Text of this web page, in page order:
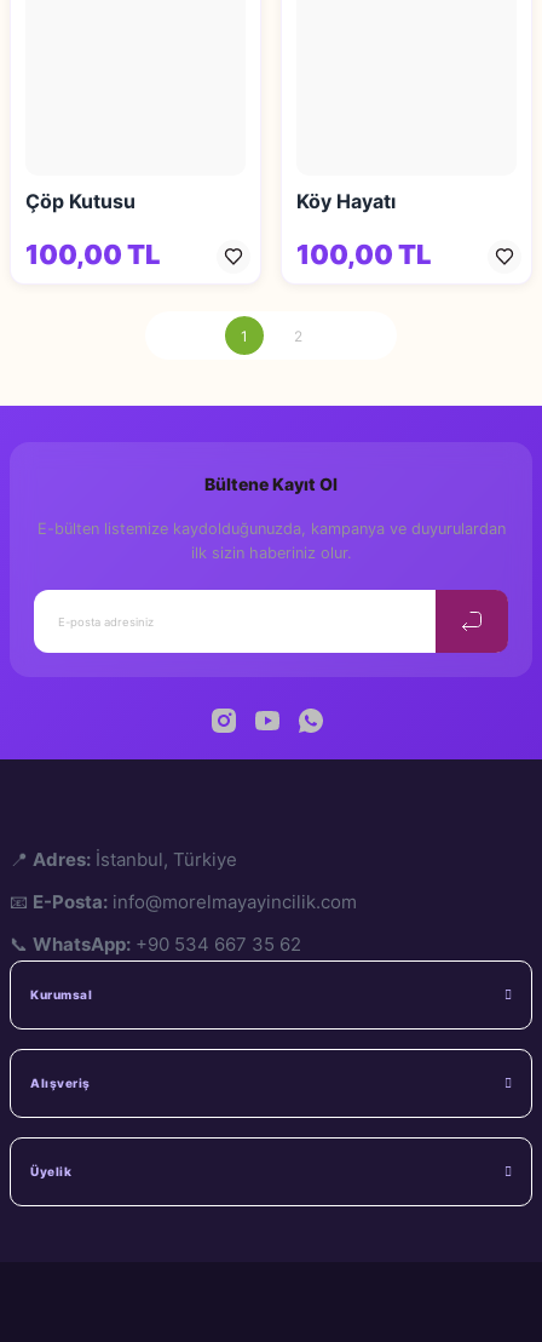
Çöp Kutusu
100,00 TL
Köy Hayatı
100,00 TL
1 2
Bültene Kayıt Ol
E-bülten listemize kaydolduğunuzda, kampanya ve duyurulardan
ilk sizin haberiniz olur.
📍 Adres: İstanbul, Türkiye
📧 E-Posta: info@morelmayayincilik.com
📞 WhatsApp: +90 534 667 35 62
Kurumsal
Alışveriş
Üyelik